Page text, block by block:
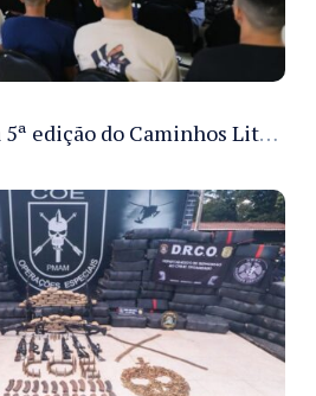
Sejusc participa da 5ª edição do Caminhos Literários com foco na cultura hip-hop nas unidades socioeducativas